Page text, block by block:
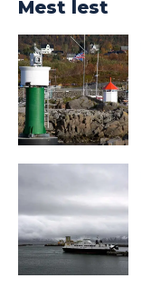
Mest lest